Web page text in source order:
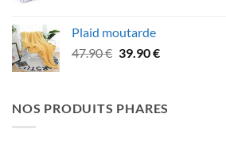
était :
99.90 €.89.90 €.
Plaid moutarde
47.90€ Le
était :
47.90 €.
39.90€Le
est :
39.90 €.
NOS PRODUITS PHARES